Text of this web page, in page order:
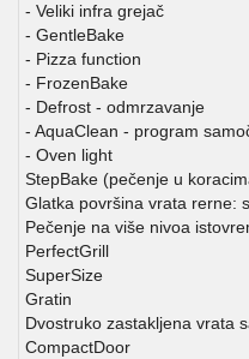
- Veliki infra grejač
- GentleBake
- Pizza function
- FrozenBake
- Defrost - odmrzavanje
- AquaClean - program
- Oven light
StepBake (pečenje u
Glatka površina vrata rerne:
Pečenje na više nivoa
PerfectGrill
SuperSize
Gratin
Dvostruko zastakljena vrata
CompactDoor